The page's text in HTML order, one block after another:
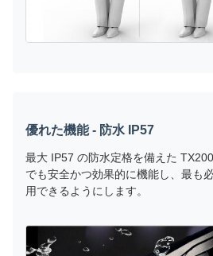
優れた機能 - 防水 IP57
最大 IP57 の防水定格を備えた
でも安全かつ効果的に機能し、最も
用できるようにします。